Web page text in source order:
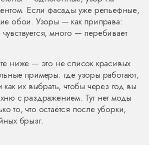
Если фасады уже рельефные,
обои. Узоры — как приправа:
много — перебивает
ниже — это не список красивых
примеры: где узоры работают,
как их выбрать, чтобы через год вы
с раздражением. Тут нет моды
то, что остаётся после уборки,
брызг.